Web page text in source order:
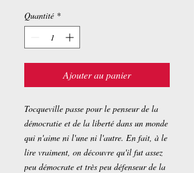
Quantité *
Ajouter au panier
Tocqueville passe pour le penseur de la
démocratie et de la liberté dans un monde
qui n'aime ni l'une ni l'autre. En fait, à le
lire vraiment, on découvre qu'il fut assez
peu démocrate et très peu défenseur de la